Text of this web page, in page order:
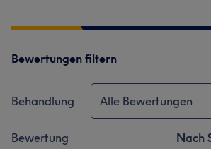
Bewertungen filtern
Behandlung Alle Bewertungen
Bewertung Nach